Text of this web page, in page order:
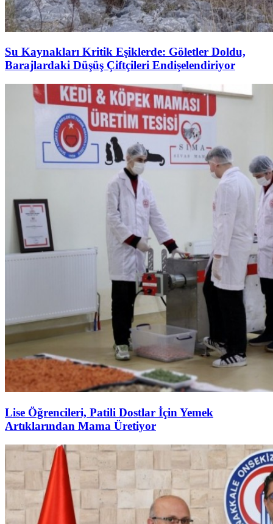
Su Kaynakları Kritik Eşiklerde: Göletler Doldu,
Barajlardaki Düşüş Çiftçileri Endişelendiriyor
Lise Öğrencileri, Patili Dostlar İçin Yemek
Artıklarından Mama Üretiyor